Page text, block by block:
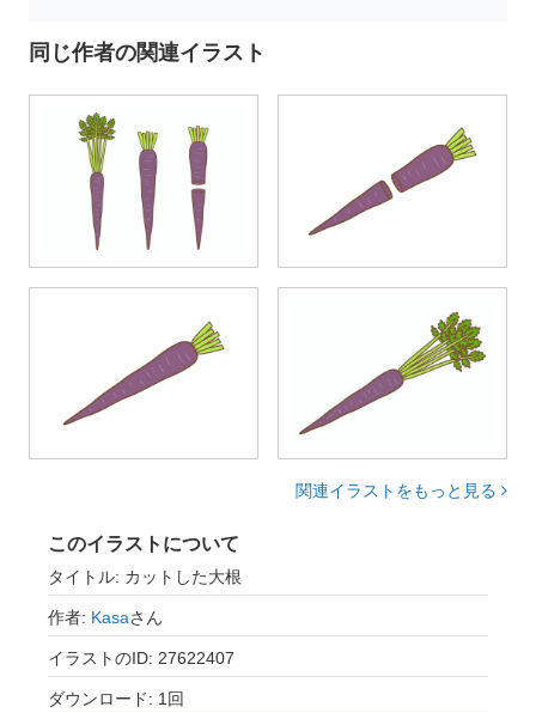
同じ作者の関連イラスト
関連イラストをもっと見る
このイラストについて
タイトル: カットした大根
作者: Kasaさん
イラストのID: 27622407
ダウンロード: 1回